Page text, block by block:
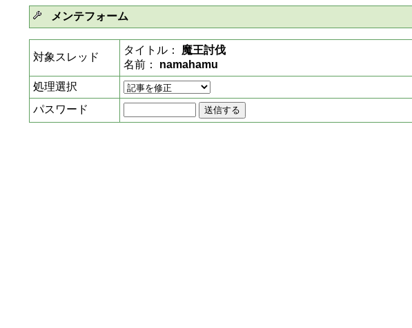
メンテフォーム
対象スレッド
タイトル： 魔王討伐
名前： namahamu
処理選択
パスワード